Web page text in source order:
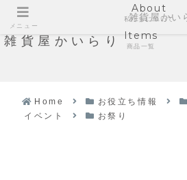
雑貨屋かいらり
About
私たちについて
Items
商品一覧
Home お役立ち情報
イベント
お祭り
メニュー
雑貨屋かい